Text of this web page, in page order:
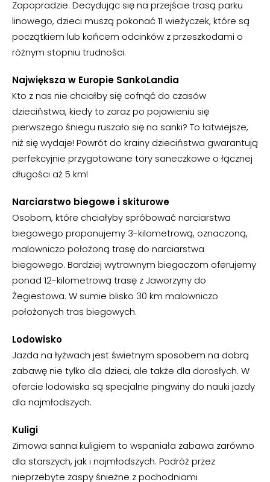
Zapopradzie. Decydując się na przejście trasą parku
linowego, dzieci muszą pokonać 11 wieżyczek, które są
początkiem lub końcem odcinków z przeszkodami o
różnym stopniu trudności.
Największa w Europie SankoLandia
Kto z nas nie chciałby się cofnąć do czasów
dzieciństwa, kiedy to zaraz po pojawieniu się
pierwszego śniegu ruszało się na sanki? To łatwiejsze,
niż się wydaje! Powrót do krainy dzieciństwa gwarantują
perfekcyjnie przygotowane tory saneczkowe o łącznej
długości aż 5 km!
Narciarstwo biegowe i skiturowe
Osobom, które chciałyby spróbować narciarstwa
biegowego proponujemy 3-kilometrową, oznaczoną,
malowniczo położoną trasę do narciarstwa
biegowego. Bardziej wytrawnym biegaczom oferujemy
ponad 12-kilometrową trasę z Jaworzyny do
Żegiestowa. W sumie blisko 30 km malowniczo
położonych tras biegowych.
Lodowisko
Jazda na łyżwach jest świetnym sposobem na dobrą
zabawę nie tylko dla dzieci, ale także dla dorosłych. W
ofercie lodowiska są specjalne pingwiny do nauki jazdy
dla najmłodszych.
Kuligi
Zimowa sanna kuligiem to wspaniała zabawa zarówno
dla starszych, jak i najmłodszych. Podróż przez
nieprzebyte zaspy śnieżne z pochodniami